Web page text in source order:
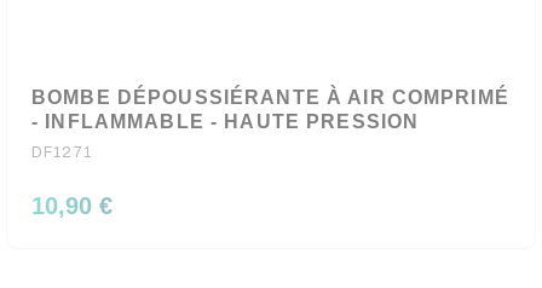
BOMBE DÉPOUSSIÉRANTE À AIR COMPRIMÉ
- INFLAMMABLE - HAUTE PRESSION
DF1271
10,90 €